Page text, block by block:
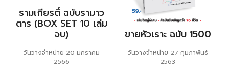
รามเกียรติ์ ฉบับรามาว
ตาร (BOX SET 10 เล่ม
จบ)
วันวางจำหน่าย 20 มกราคม
2566
ขายหัวเราะ ฉบับ 1500
วันวางจำหน่าย 27 กุมภาพันธ์
2563